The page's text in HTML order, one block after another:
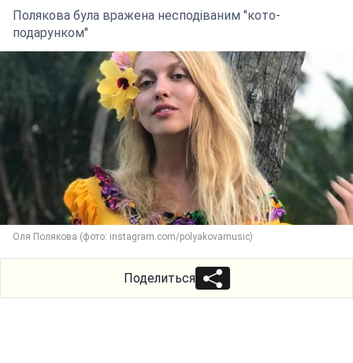
Полякова була вражена несподіваним "кото-
подарунком"
Оля Полякова (фото: instagram.com/polyakovamusic)
Поделиться